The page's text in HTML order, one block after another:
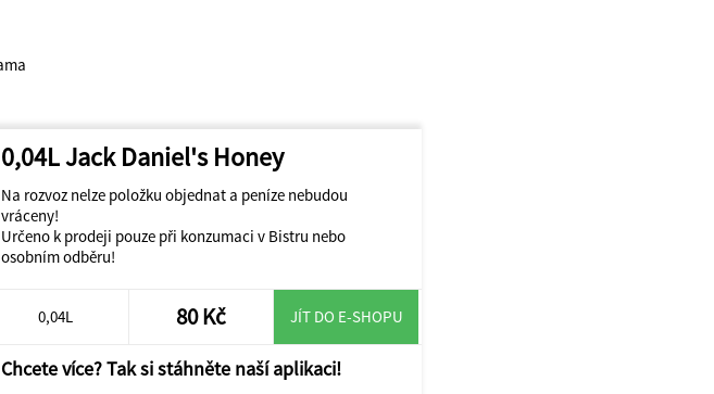
0,04L Jack Daniel's Honey
Na rozvoz nelze položku objednat a peníze nebudou
vráceny!
Určeno k prodeji pouze při konzumaci v Bistru nebo
osobním odběru!
0,04L 80 Kč JÍT DO E-SHOPU
Chcete více? Tak si stáhněte naší aplikaci!